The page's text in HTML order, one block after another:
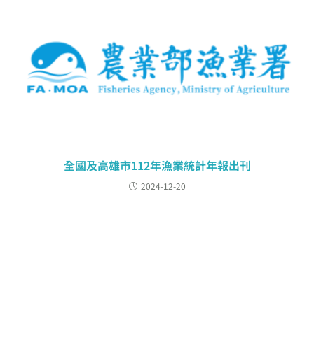
全國及高雄市112年漁業統計年報出刊
2024-12-20